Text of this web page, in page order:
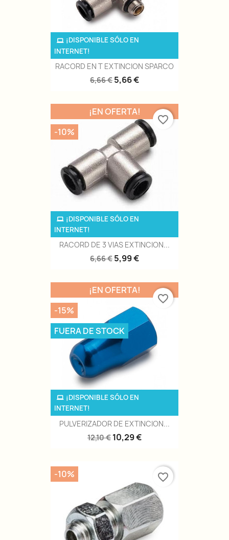
RACORD EN T EXTINCION SPARCO
6,66 € 5,66 €
¡DISPONIBLE SÓLO EN
INTERNET!
RACORD DE 3 VIAS EXTINCION...
6,66 € 5,99 €
¡DISPONIBLE SÓLO EN
INTERNET!
¡EN OFERTA!
-10%
favorite_border
PULVERIZADOR DE EXTINCION...
12,10 € 10,29 €
¡DISPONIBLE SÓLO EN
INTERNET!
¡EN OFERTA!
-15%
FUERA DE STOCK
favorite_border
-10% favorite_border